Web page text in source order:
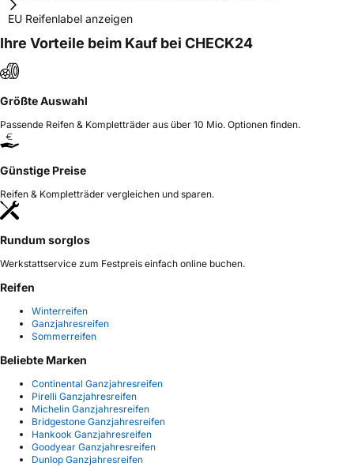
EU Reifenlabel anzeigen
Ihre Vorteile beim Kauf bei CHECK24
Größte Auswahl
Passende Reifen & Kompletträder aus über 10 Mio. Optionen finden.
Günstige Preise
Reifen & Kompletträder vergleichen und sparen.
Rundum sorglos
Werkstattservice zum Festpreis einfach online buchen.
Reifen
Winterreifen
Ganzjahresreifen
Sommerreifen
Beliebte Marken
Continental Ganzjahresreifen
Pirelli Ganzjahresreifen
Michelin Ganzjahresreifen
Bridgestone Ganzjahresreifen
Hankook Ganzjahresreifen
Goodyear Ganzjahresreifen
Dunlop Ganzjahresreifen